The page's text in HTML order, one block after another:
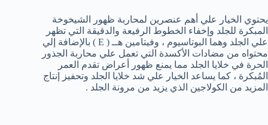
يحتوي الخيار علي أهم عنصرين لمحاربة ظهور الشيخوخة
المبكرة للجلد وإخفاء الخطوط الرفيعة والدقيقة التي تظهر
علي الجلد وهما البوتاسيوم ، وفيتامين هــ ( E ) بالإضافة إلي
محتواه من مضادات الأكسدة التي تعمل علي محاربة الجذور
الحرة في خلايا الجلد مما يمنع ظهور أعراض تقدم العمر
المُبكرة ، كما يساعد الخيار علي شد خلايا الجلد وتحفيز إنتاج
المزيد من الكولاجين الذي يزيد من مرونة الجلد .